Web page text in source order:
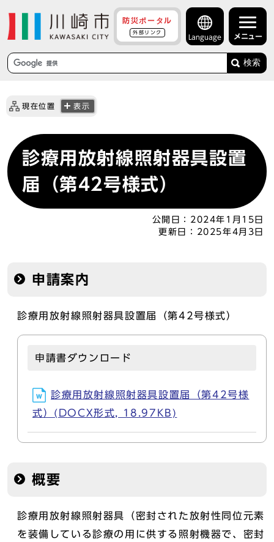
防災ポータル
外部リンク
Language メニュー
検索
現在位置 表示
診療用放射線照射器具設置
届（第42号様式）
公開日： 2024年1月15日
更新日：
2025年4月3日
申請案内
診療用放射線照射器具設置届（第42号様式）
申請書ダウンロード
診療用放射線照射器具設置届（第42号様
式）(DOCX形式, 18.97KB)
概要
診療用放射線照射器具（密封された放射性同位元素
を装備している診療の用に供する照射機器で、密封